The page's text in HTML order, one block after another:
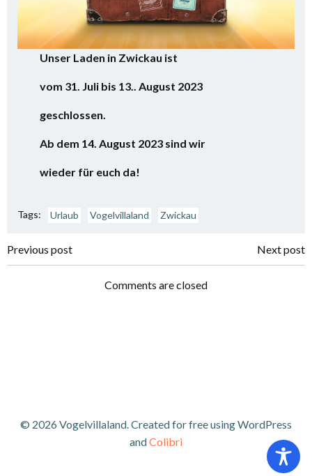
Unser Laden in Zwickau ist
vom 31. Juli bis 13.. August 2023
geschlossen.
Ab dem 14. August 2023 sind wir
wieder für euch da!
Tags: Urlaub Vogelvillaland Zwickau
Post
navigation
Previous post
navigation
Next post
Comments are closed
© 2026 Vogelvillaland. Created for free using WordPress
andColibri